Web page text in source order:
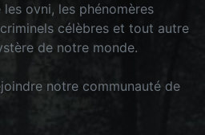
ovni, les phénomères
célèbres et tout autre
de notre monde.
notre communauté de